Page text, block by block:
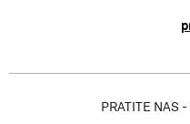
PRATITE NAS